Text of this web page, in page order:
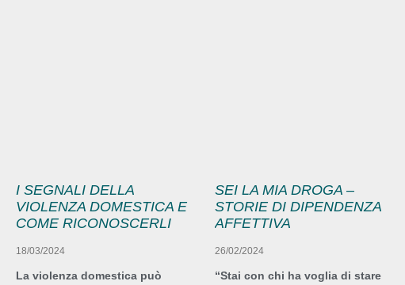
I SEGNALI DELLA
VIOLENZA DOMESTICA E
COME RICONOSCERLI
18/03/2024
La violenza domestica può
SEI LA MIA DROGA –
STORIE DI DIPENDENZA
AFFETTIVA
26/02/2024
“Stai con chi ha voglia di stare